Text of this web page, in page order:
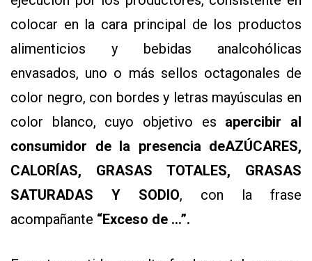
colocar en la cara principal de los productos
alimenticios y bebidas analcohólicas
envasados, uno o más sellos octagonales de
color negro, con bordes y letras mayúsculas en
color blanco, cuyo objetivo es apercibir al
consumidor de la presencia deAZÚCARES,
CALORÍAS, GRASAS TOTALES, GRASAS
SATURADAS Y SODIO, con la frase
acompañante “Exceso de …”.